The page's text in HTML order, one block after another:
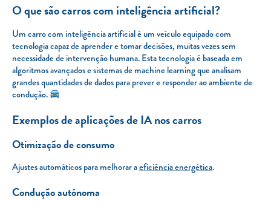
O que são carros com inteligência artificial?
Um carro com inteligência artificial é um veículo equipado com
tecnologia capaz de aprender e tomar decisões, muitas vezes sem
necessidade de intervenção humana. Esta tecnologia é baseada em
algoritmos avançados e sistemas demachine learningque analisam
grandes quantidades de dados para prever e responder ao ambiente de
condução.
Exemplos de aplicações de IA nos carros
Otimização de consumo
Ajustes automáticos para melhorar aeficiência energética.
Condução autónoma